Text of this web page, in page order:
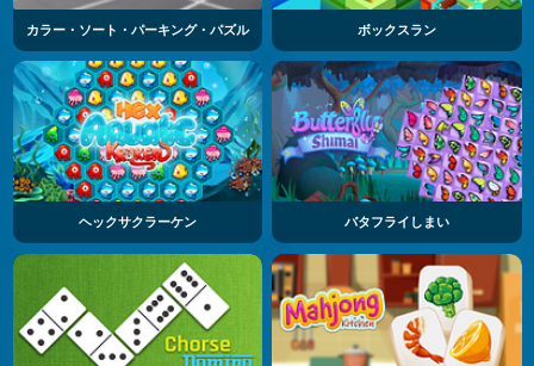
カラー・ソート・パーキング・パズル ボックスラン
ヘックサクラーケン バタフライしまい